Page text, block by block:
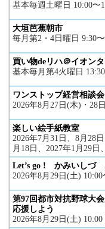
基本毎週土曜日 10:00〜
大垣芭蕉朝市
毎月第2・4日曜日 9:30
買い物deリハ＠イオン
基本毎月第4火曜日
ワンストップ経営相談会
2026年8月27日(木)・28
楽しい絵手紙教室
2026年7月31日、8月28
月18日、2027年1月29
Let’s go ! かみいしづ
2026年8月29日(土) 10:00
第97回都市対抗野球大
応援しよう
2026年8月29日(土)